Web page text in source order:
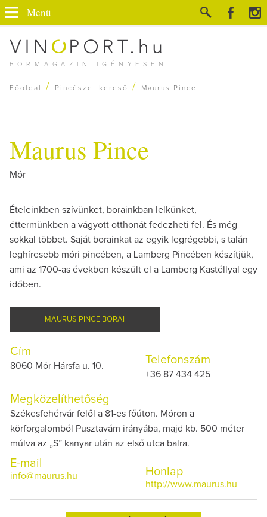
BORMAGAZIN IGÉNYESEN
Menü
Főoldal / Pincészet kereső / Maurus Pince
Maurus Pince
Mór
Ételeinkben szívünket, borainkban lelkünket,
éttermünkben a vágyott otthonát fedezheti fel. És még
sokkal többet. Saját borainkat az egyik legrégebbi, s talán
leghíresebb móri pincében, a Lamberg Pincében készítjük,
ami az 1700-as években készült el a Lamberg Kastéllyal egy
időben.
MAURUS PINCE BORAI
Cím
8060 Mór Hársfa u. 10. Telefonszám
+36 87 434 425
Megközelíthetőség
Székesfehérvár felől a 81-es főúton. Móron a
körforgalomból Pusztavám irányába, majd kb. 500 méter
múlva az „S” kanyar után az első utca balra.
E-mail
info@maurus.hu Honlap
http://www.maurus.hu